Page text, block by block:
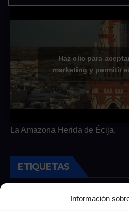
Información
Haz clic para
marketing y permitir
La Amazona Herida de Écija.
ETIQUETAS
Andalucía Cultura